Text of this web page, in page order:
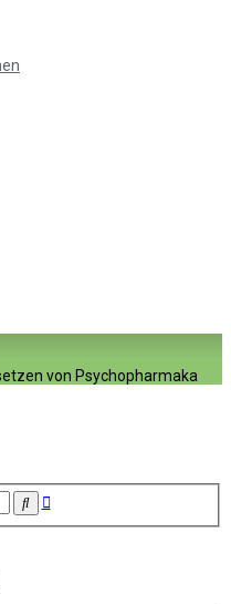
von Psychopharmaka
SucheErweiterte